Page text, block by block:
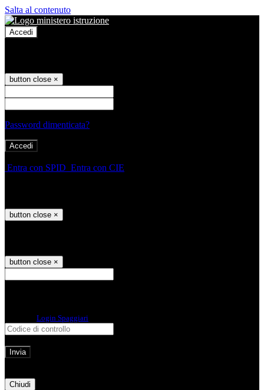
Salta al contenuto
Accedi
button close ×
Password dimenticata?
Entra con SPID Entra con CIE
button close ×
button close ×
Login Spaggiari
Chiudi